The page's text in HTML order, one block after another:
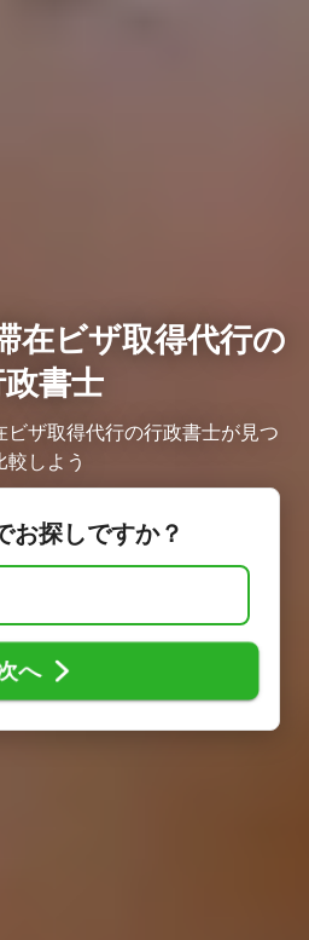
在ビザ取得代行の
書士
ザ取得代行の行政書士が見つ
しよう
お探しですか？
へ